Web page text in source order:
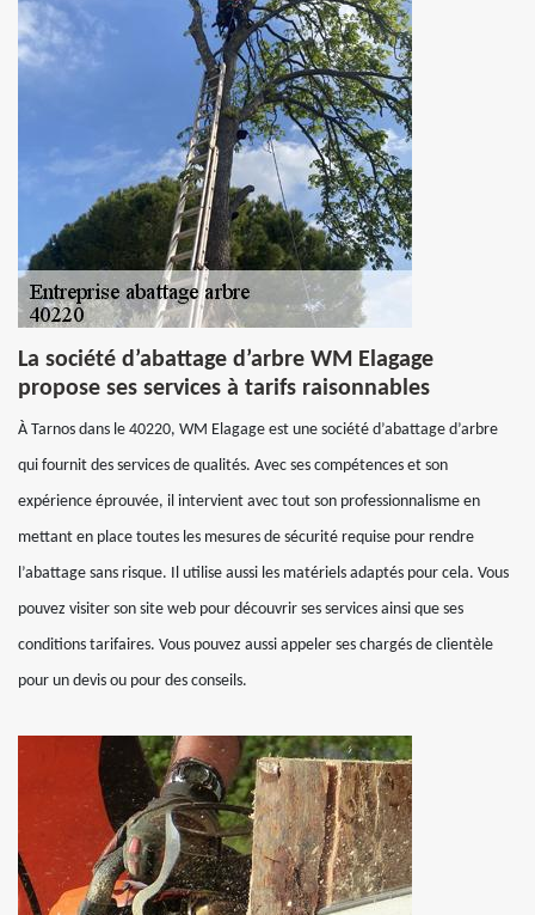
La société d’abattage d’arbre WM Elagage
propose ses services à tarifs raisonnables
À Tarnos dans le 40220, WM Elagage est une société d’abattage d’arbre
qui fournit des services de qualités. Avec ses compétences et son
expérience éprouvée, il intervient avec tout son professionnalisme en
mettant en place toutes les mesures de sécurité requise pour rendre
l’abattage sans risque. Il utilise aussi les matériels adaptés pour cela. Vous
pouvez visiter son site web pour découvrir ses services ainsi que ses
conditions tarifaires. Vous pouvez aussi appeler ses chargés de clientèle
pour un devis ou pour des conseils.